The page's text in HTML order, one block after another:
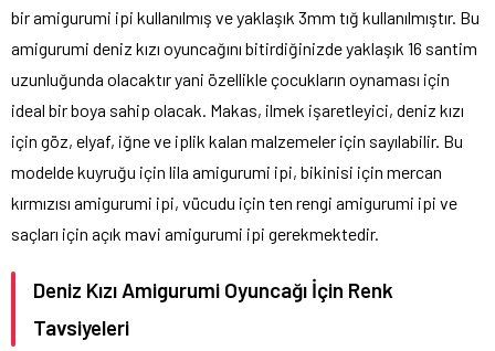
bir amigurumi ipi kullanılmış ve yaklaşık 3mm tığ kullanılmıştır. Bu
amigurumi deniz kızı oyuncağını bitirdiğinizde yaklaşık 16 santim
uzunluğunda olacaktır yani özellikle çocukların oynaması için
ideal bir boya sahip olacak. Makas, ilmek işaretleyici, deniz kızı
için göz, elyaf, iğne ve iplik kalan malzemeler için sayılabilir. Bu
modelde kuyruğu için lila amigurumi ipi, bikinisi için mercan
kırmızısı amigurumi ipi, vücudu için ten rengi amigurumi ipi ve
saçları için açık mavi amigurumi ipi gerekmektedir.
Deniz Kızı Amigurumi Oyuncağı İçin Renk
Tavsiyeleri